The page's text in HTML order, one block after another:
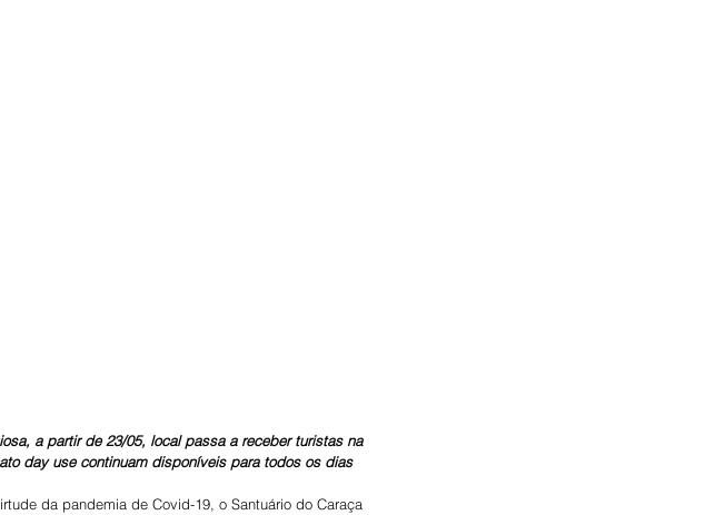
a partir de 23/05, local passa a receber turistas na
day use continuam disponíveis para todos os dias
da pandemia de Covid-19, o Santuário do Caraça